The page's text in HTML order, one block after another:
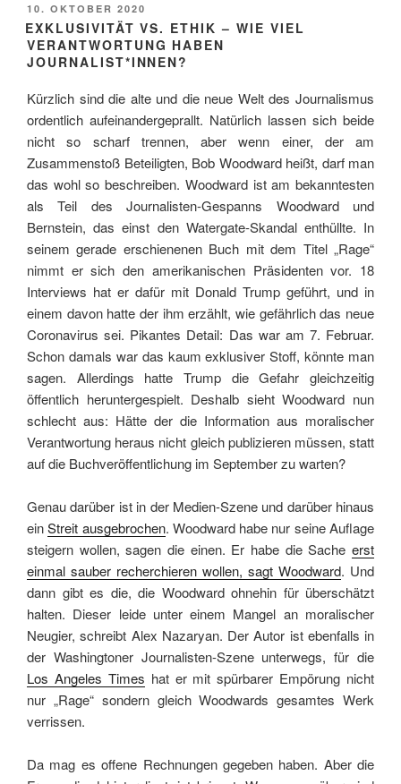
VERÖFFENTLICHT
AM
10. OKTOBER 2020
EXKLUSIVITÄT VS. ETHIK – WIE VIEL
VERANTWORTUNG HABEN
JOURNALIST*INNEN?
Kürzlich sind die alte und die neue Welt des Journalismus
ordentlich aufeinandergeprallt. Natürlich lassen sich beide
nicht so scharf trennen, aber wenn einer, der am
Zusammenstoß Beteiligten, Bob Woodward heißt, darf man
das wohl so beschreiben. Woodward ist am bekanntesten
als Teil des Journalisten-Gespanns Woodward und
Bernstein, das einst den Watergate-Skandal enthüllte. In
seinem gerade erschienenen Buch mit dem Titel „Rage“
nimmt er sich den amerikanischen Präsidenten vor. 18
Interviews hat er dafür mit Donald Trump geführt, und in
einem davon hatte der ihm erzählt, wie gefährlich das neue
Coronavirus sei. Pikantes Detail: Das war am 7. Februar.
Schon damals war das kaum exklusiver Stoff, könnte man
sagen. Allerdings hatte Trump die Gefahr gleichzeitig
öffentlich heruntergespielt. Deshalb sieht Woodward nun
schlecht aus: Hätte der die Information aus moralischer
Verantwortung heraus nicht gleich publizieren müssen, statt
auf die Buchveröffentlichung im September zu warten?
Genau darüber ist in der Medien-Szene und darüber hinaus
einStreit ausgebrochen. Woodward habe nur seine Auflage
steigern wollen, sagen die einen. Er habe die Sache erst
einmal sauber recherchieren wollen, sagt Woodward. Und
dann gibt es die, die Woodward ohnehin für überschätzt
halten. Dieser leide unter einem Mangel an moralischer
Neugier, schreibt Alex Nazaryan. Der Autor ist ebenfalls in
der Washingtoner Journalisten-Szene unterwegs, für die
Los Angeles Times hat er mit spürbarer Empörung nicht
nur „Rage“ sondern gleich Woodwards gesamtes Werk
verrissen.
Da mag es offene Rechnungen gegeben haben. Aber die